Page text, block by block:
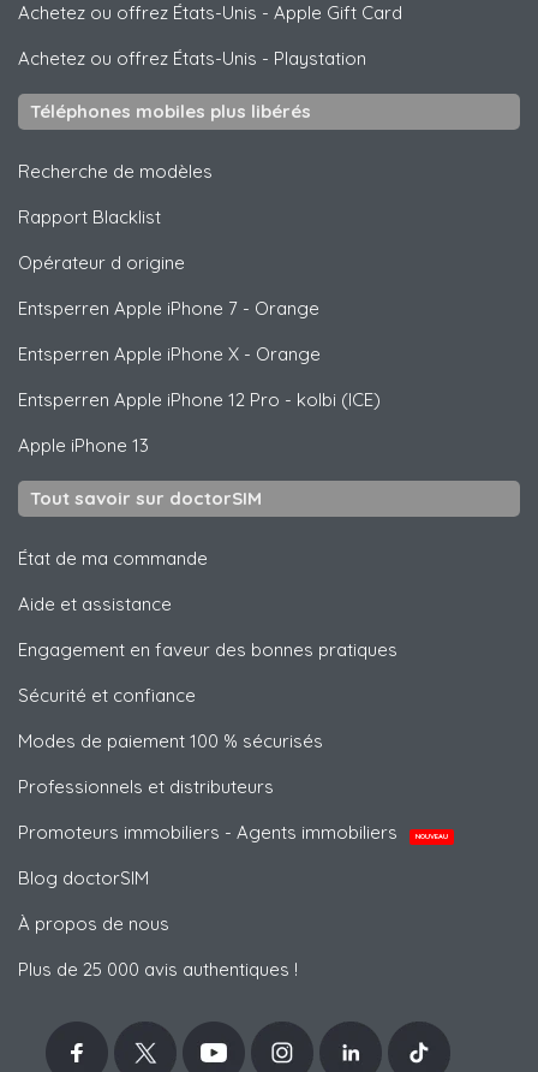
Achetez ou offrez États-Unis - Apple Gift Card
Achetez ou offrez États-Unis - Playstation
Téléphones mobiles plus libérés
Recherche de modèles
Rapport Blacklist
Opérateur d origine
Entsperren Apple iPhone 7 - Orange
Entsperren Apple iPhone X - Orange
Entsperren Apple iPhone 12 Pro - kolbi (ICE)
Apple iPhone 13
Tout savoir sur doctorSIM
État de ma commande
Aide et assistance
Engagement en faveur des bonnes pratiques
Sécurité et confiance
Modes de paiement 100 % sécurisés
Professionnels et distributeurs
Promoteurs immobiliers - Agents immobiliers
NOUVEAU
Blog doctorSIM
À propos de nous
Plus de 25 000 avis authentiques !